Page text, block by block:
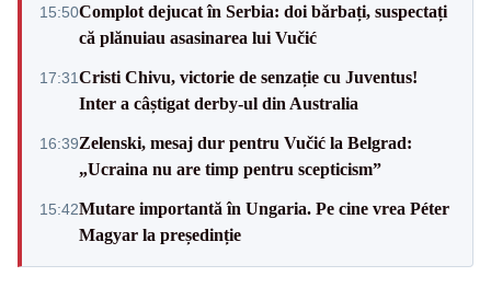
15:50Complot dejucat în Serbia: doi bărbați, suspectați
că plănuiau asasinarea lui Vučić
17:31Cristi Chivu, victorie de senzație cu Juventus!
Inter a câștigat derby-ul din Australia
16:39Zelenski, mesaj dur pentru Vučić la Belgrad:
„Ucraina nu are timp pentru scepticism”
15:42Mutare importantă în Ungaria. Pe cine vrea Péter
Magyar la președinție